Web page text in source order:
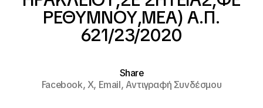
ΡΕΘΥΜΝΟΥ,ΜΕΑ) Α.Π.
621/23/2020
Share
Facebook,X, Email,Αντιγραφή Συνδέσμου